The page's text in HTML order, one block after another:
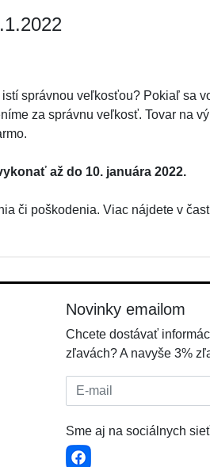
správnou veľkosťou? Pokiaľ sa
za správnu veľkosť. Tovar na
až do 10. januára 2022.
či poškodenia. Viac nájdete v
Novinky emailom
Chcete dostávať
zľavách? A navyše 3%
E-mail:
Sme aj na sociálnych